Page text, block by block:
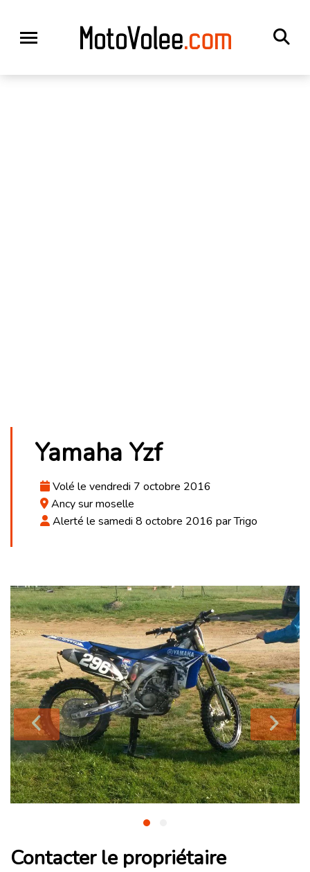
Yamaha Yzf
Volé le vendredi 7 octobre 2016
Ancy sur moselle
Alerté le samedi 8 octobre 2016 par Trigo
Contacter le propriétaire